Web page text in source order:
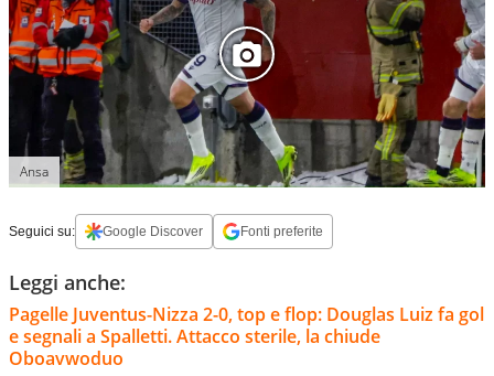
Ansa
Seguici su: Google Discover Fonti preferite
Leggi anche:
Pagelle Juventus-Nizza 2-0, top e flop: Douglas Luiz fa gol
e segnali a Spalletti. Attacco sterile, la chiude
Oboavwoduo